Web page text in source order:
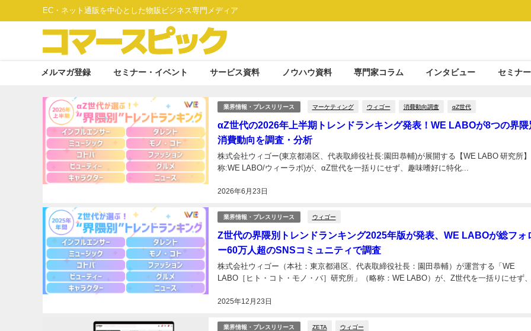
EC・ネット通販を中心とした物販ビジネス専門メディア
メルマガ登録 セミナー・イベント サービス資料 ノウハウ資料 専門家コラム インタビュー セミナ
業界情報・プレスリリース マーケティング ウィゴー 消費動向調査 αZ世代
αZ世代の2026年上半期トレンドランキング発表！WE LABOが8つの界隈
消費動向を調査・分析
2026年6月23日
株式会社ウィゴー(東京都港区、代表取締役社長:園田恭輔)が展開する【WE LABO 研究所
称:WE LABO/ウィーラボ)が、αZ世代を一括りにせず、趣味嗜好に特化...
業界情報・プレスリリース ウィゴー
Z世代の界隈別トレンドランキング2025年版が発表、WE LABOが総フォ
ー60万人超のSNSコミュニティで調査
2025年12月23日
株式会社ウィゴー（本社：東京都港区、代表取締役社長：園田恭輔）が運営する「WE
LABO［ヒト・コト・モノ・バ］研究所」（略称：WE LABO）が、Z世代を一括りにせず
業界情報・プレスリリース ZETA ウィゴー